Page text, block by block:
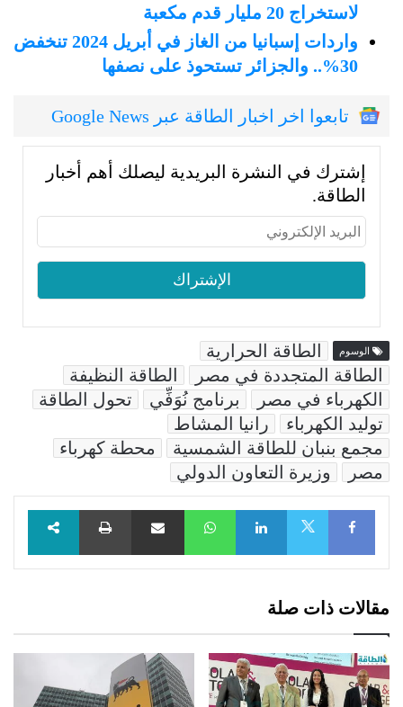
لاستخراج 20 مليار قدم مكعبة
واردات إسبانيا من الغاز في أبريل 2024 تنخفض
30%.. والجزائر تستحوذ على نصفها
تابعوا اخر اخبار الطاقة عبر Google News
إشترك في النشرة البريدية ليصلك أهم أخبار
الطاقة.
الوسوم
الطاقة الحرارية
الطاقة المتجددة في مصر
الطاقة النظيفة
الكهرباء في مصر
برنامج نُوَفِّي
تحول الطاقة
توليد الكهرباء
رانيا المشاط
مجمع بنبان للطاقة الشمسية
محطة كهرباء
مصر
وزيرة التعاون الدولي
Facebook
LinkedIn
WhatsAppمشاركة عبر البريد طباعة
مقالات ذات صلة